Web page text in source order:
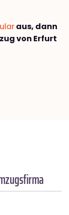
aus, dann
von Erfurt